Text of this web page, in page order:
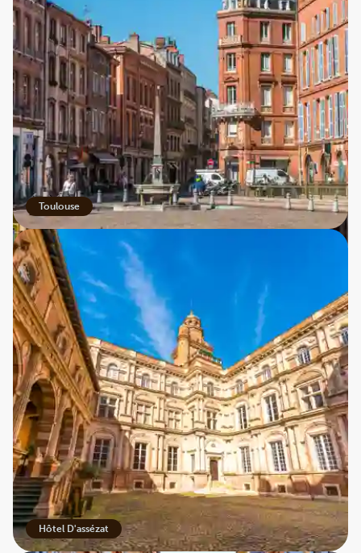
Rue Du Taur
Toulouse
Hôtel D'assézat
La Ville Rose – den lyserøde by
Når man bevæger sig rundt i Toulouse, opleves byen i
nuancer fra lys orange til rosa, fra mørkebrun til rød -
afhængig af lyset og årstiden. Den lyserøde farve fortæller
historien om byen, som er bygget af rosafarvet ler. Når
man ser de lyserøde murstensfacader og blåmalede
skodder, går man i virkeligheden midt i et historisk
farveeventyr. Ser man solens gyldne stråler reflektere i
husfacadernes rosagyldne teglsten, forstår man, hvorfor
byen kaldes La Villa Rose.